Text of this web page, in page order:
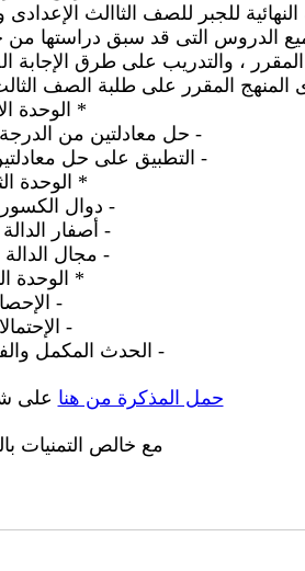
للجبر للصف الثاالث الإعدادى
الدروس التى قد سبق دراستها
، والتدريب على طرق الإجابة
المنهج المقرر على طلبة الصف
* الوحدة
- حل معادلتين من الدرجة
- التطبيق على حل
* الوحدة
- دوال الكسور
- أصفار
- مجال الدالة
* الوحدة
-
-
- الحدث المكمل
حمل المذكرة من هنا على
مع خالص التمنيات